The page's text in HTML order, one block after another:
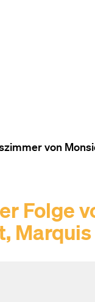
von
Folge
Marquis